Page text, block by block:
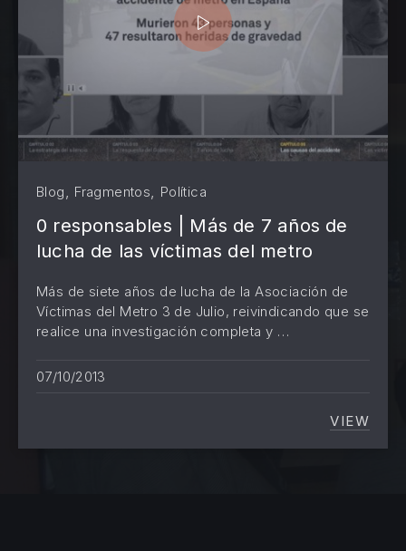
Blog, Fragmentos, Política
0 responsables | Más de 7 años de
lucha de las víctimas del metro
Más de siete años de lucha de la Asociación de
Víctimas del Metro 3 de Julio, reivindicando que se
realice una investigación completa y …
07/10/2013
VIEW
0